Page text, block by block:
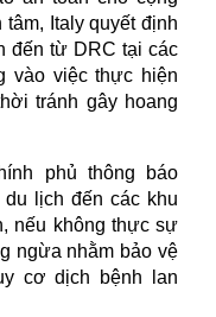
Italy quyết định
đến từ DRC tại các
vào việc thực hiện
tránh gây hoang
phủ thông báo
lịch đến các khu
nếu không thực sự
ngừa nhằm bảo vệ
cơ dịch bệnh lan